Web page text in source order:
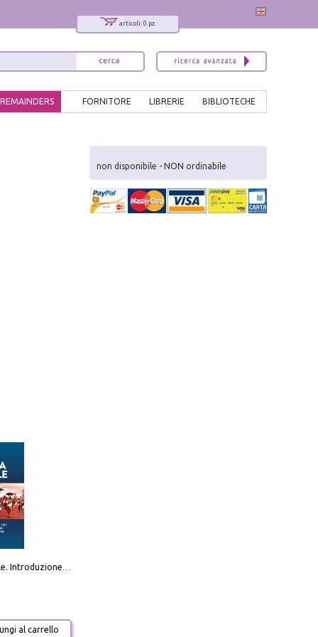
articoli: 0 pz.
BIBLIOTECHE
LIBRERIE
FORNITORE
REMAINDERS
Destra sociale. Introduzione alla «terza via», tra identità, comunità e alternativa al sistema
al carrello
non disponibile - NON ordinabile
x
Interessato ai nostri libri?
Allora iscriviti alla nostra newsletter!
Sarai informato delle nostre novità, potrai
comunque cancellarti quando desideri.